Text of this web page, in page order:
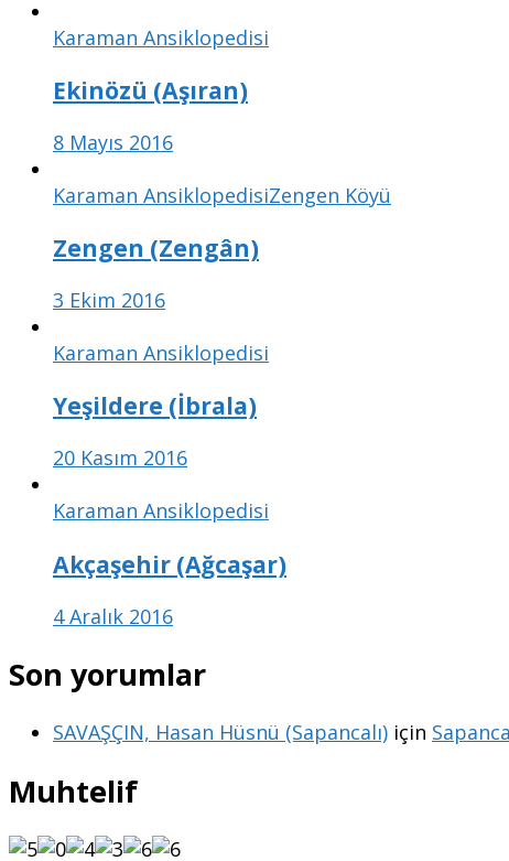
Karaman Ansiklopedisi
Ekinözü (Aşıran)
8 Mayıs 2016
Karaman AnsiklopedisiZengen Köyü
Zengen (Zengân)
3 Ekim 2016
Karaman Ansiklopedisi
Yeşildere (İbrala)
20 Kasım 2016
Karaman Ansiklopedisi
Akçaşehir (Ağcaşar)
4 Aralık 2016
Son yorumlar
SAVAŞÇIN, Hasan Hüsnü (Sapancalı) için
Muhtelif